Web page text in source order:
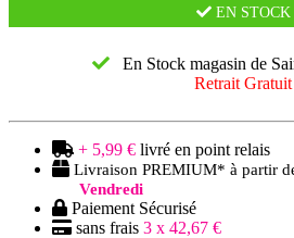
EN STOCK
En Stock magasin de
Retrait Gratuit
+ 5,99 € livré en point relais
Livraison PREMIUM* à partir
Vendredi
Paiement Sécurisé
sans frais 3 x 42,67 €